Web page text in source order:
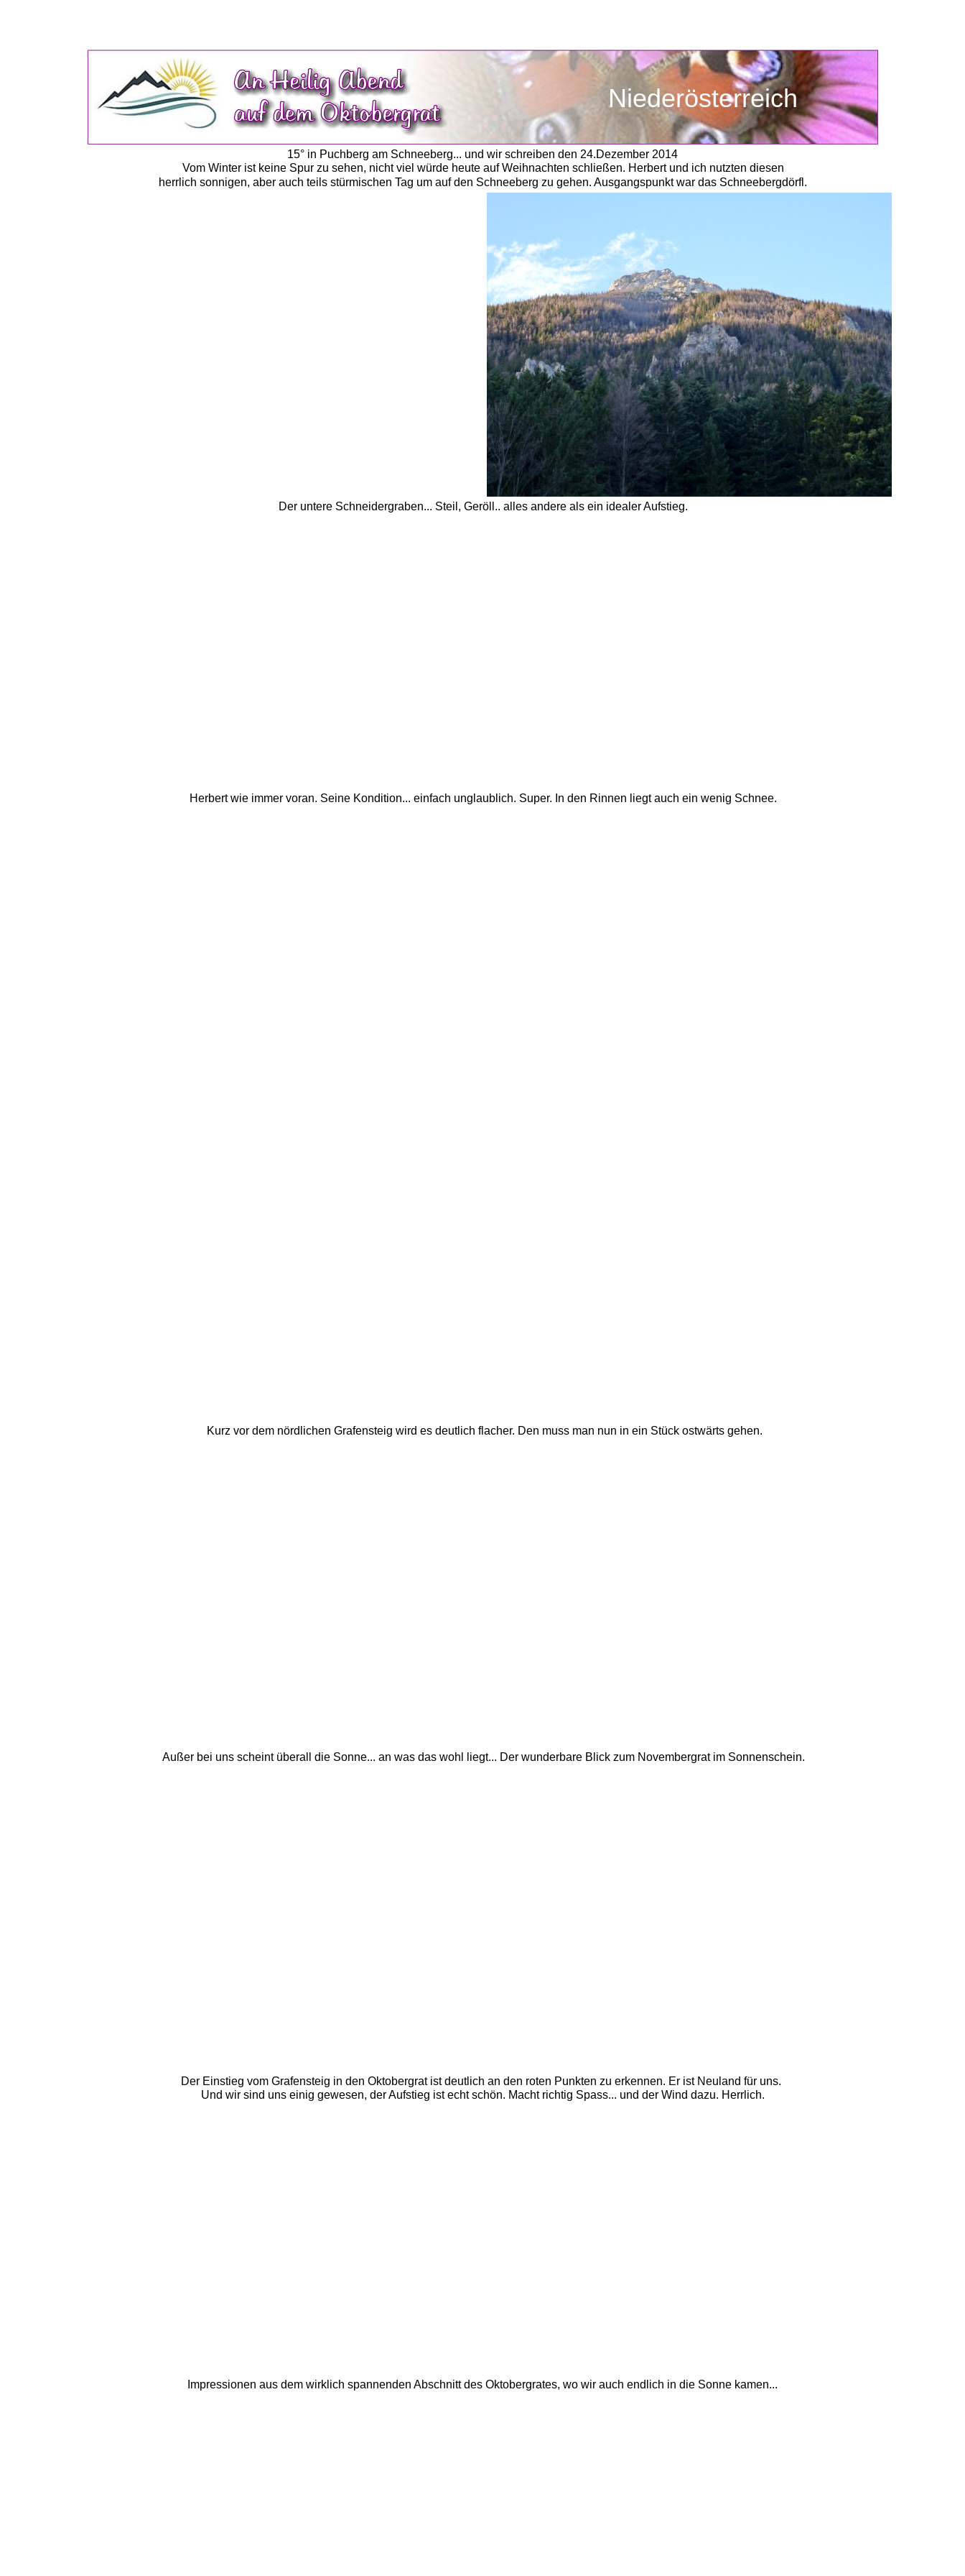
Niederösterreich
15° in Puchberg am Schneeberg... und wir schreiben den 24.Dezember 2014
Vom Winter ist keine Spur zu sehen, nicht viel würde heute auf Weihnachten schließen. Herbert und ich nutzten diesen
herrlich sonnigen, aber auch teils stürmischen Tag um auf den Schneeberg zu gehen. Ausgangspunkt war das Schneebergdörfl.
Der untere Schneidergraben... Steil, Geröll.. alles andere als ein idealer Aufstieg.
Herbert wie immer voran. Seine Kondition... einfach unglaublich. Super. In den Rinnen liegt auch ein wenig Schnee.
Kurz vor dem nördlichen Grafensteig wird es deutlich flacher. Den muss man nun in ein Stück ostwärts gehen.
Außer bei uns scheint überall die Sonne... an was das wohl liegt... Der wunderbare Blick zum Novembergrat im Sonnenschein.
Der Einstieg vom Grafensteig in den Oktobergrat ist deutlich an den roten Punkten zu erkennen. Er ist Neuland für uns.
Und wir sind uns einig gewesen, der Aufstieg ist echt schön. Macht richtig Spass... und der Wind dazu. Herrlich.
Impressionen aus dem wirklich spannenden Abschnitt des Oktobergrates, wo wir auch endlich in die Sonne kamen...